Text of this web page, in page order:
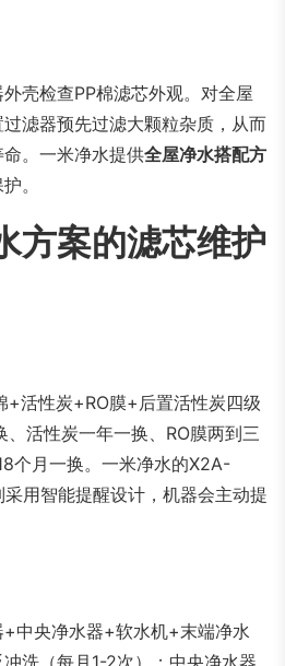
壳检查PP棉滤芯外观。对全屋
滤器预先过滤大颗粒杂质，从而
。一米净水提供全屋净水搭配方
。
方案的滤芯维护
+活性炭+RO膜+后置活性炭四级
活性炭一年一换、RO膜两到三
个月一换。一米净水的X2A-
用智能提醒设计，机器会主动提
中央净水器+软水机+末端净水